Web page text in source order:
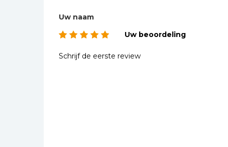
Uw naam
Uw beoordeling
Schrijf de eerste review